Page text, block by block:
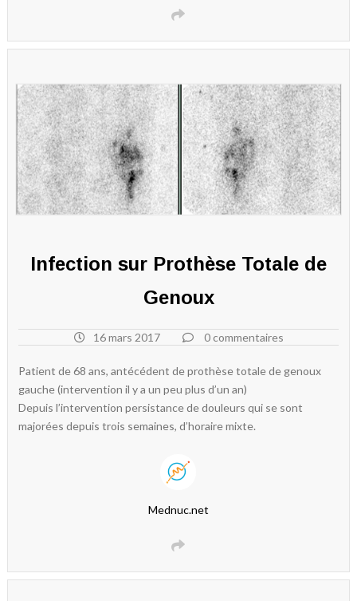
Infection sur Prothèse Totale de
Genoux
16 mars 2017 0 commentaires
Patient de 68 ans, antécédent de prothèse totale de genoux
gauche (intervention il y a un peu plus d’un an)
Depuis l’intervention persistance de douleurs qui se sont
majorées depuis trois semaines, d’horaire mixte.
Mednuc.net